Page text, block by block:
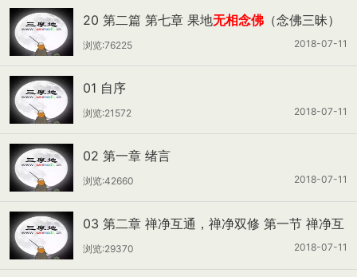
20 第二篇 第七章 果地无相念佛 （念佛三昧）
2018-07-11
浏览:76225
01 自序
2018-07-11
浏览:21572
02 第一章 绪言
2018-07-11
浏览:42660
03 第二章 禅净互通，禅净双修 第一节 禅净互
通
2018-07-11
浏览:29370